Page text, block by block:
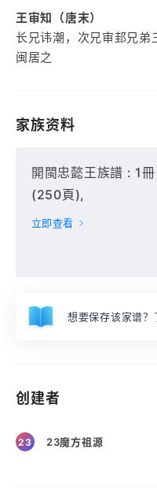
王审知（唐末）
长兄讳潮，次兄审邽兄弟
闽居之
家族资料
開閩忠懿王族譜 : 1冊
(250頁),
立即查看
想要保存该家谱？
创建者
23 23魔方祖源